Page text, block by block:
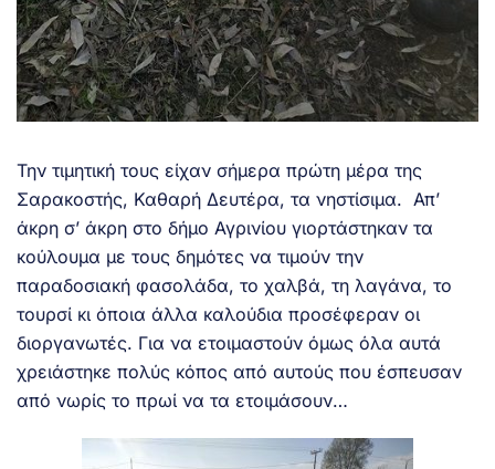
Την τιμητική τους είχαν σήμερα πρώτη μέρα της
Σαρακοστής, Καθαρή Δευτέρα, τα νηστίσιμα. Απ’
άκρη σ’ άκρη στο δήμο Αγρινίου γιορτάστηκαν τα
κούλουμα με τους δημότες να τιμούν την
παραδοσιακή φασολάδα, το χαλβά, τη λαγάνα, το
τουρσί κι όποια άλλα καλούδια προσέφεραν οι
διοργανωτές. Για να ετοιμαστούν όμως όλα αυτά
χρειάστηκε πολύς κόπος από αυτούς που έσπευσαν
από νωρίς το πρωί να τα ετοιμάσουν…